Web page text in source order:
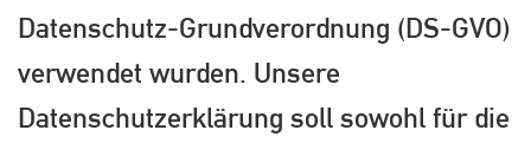
Datenschutz-Grundverordnung (DS-GVO)
verwendet wurden. Unsere
Datenschutzerklärung soll sowohl für die